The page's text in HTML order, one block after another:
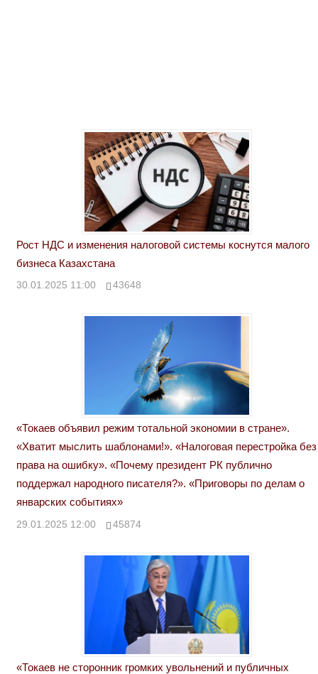
Рост НДС и изменения налоговой системы коснутся малого
бизнеса Казахстана
30.01.2025 11:00 43648
«Токаев объявил режим тотальной экономии в стране».
«Хватит мыслить шаблонами!». «Налоговая перестройка без
права на ошибку». «Почему президент РК публично
поддержал народного писателя?». «Приговоры по делам о
январских событиях»
29.01.2025 12:00 45874
«Токаев не сторонник громких увольнений и публичных